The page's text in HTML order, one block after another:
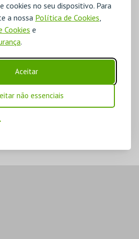
cookies no seu dispositivo. Para
a nossa Política de Cookies,
Cookies e
.
Aceitar
não essenciais